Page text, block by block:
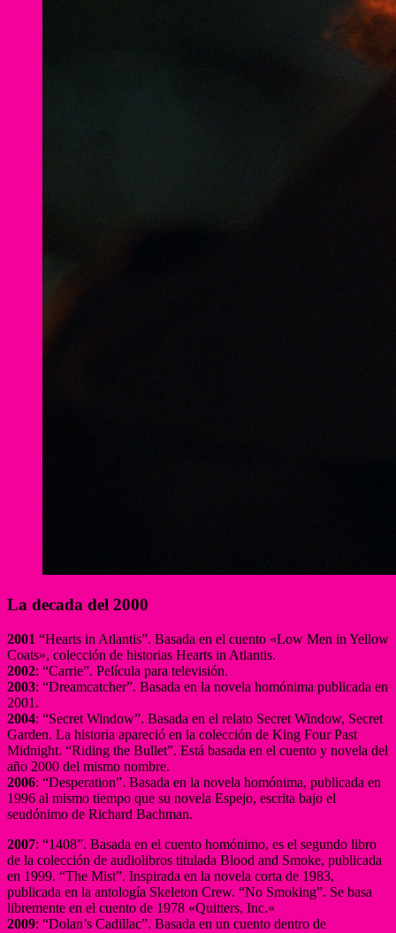
La decada del 2000
2001 “Hearts in Atlantis”. Basada en el cuento «Low Men in Yellow
Coats», colección de historias Hearts in Atlantis.
2002: “Carrie”. Película para televisión.
2003: “Dreamcatcher”. Basada en la novela homónima publicada en
2001.
2004: “Secret Window”. Basada en el relato Secret Window, Secret
Garden. La historia apareció en la colección de King Four Past
Midnight. “Riding the Bullet”. Está basada en el cuento y novela del
año 2000 del mismo nombre.
2006: “Desperation”. Basada en la novela homónima, publicada en
1996 al mismo tiempo que su novela Espejo, escrita bajo el
seudónimo de Richard Bachman.
2007: “1408”. Basada en el cuento homónimo, es el segundo libro
de la colección de audiolibros titulada Blood and Smoke, publicada
en 1999. “The Mist”. Inspirada en la novela corta de 1983,
publicada en la antología Skeleton Crew. “No Smoking”. Se basa
libremente en el cuento de 1978 «Quitters, Inc.»
2009: “Dolan’s Cadillac”. Basada en un cuento dentro de